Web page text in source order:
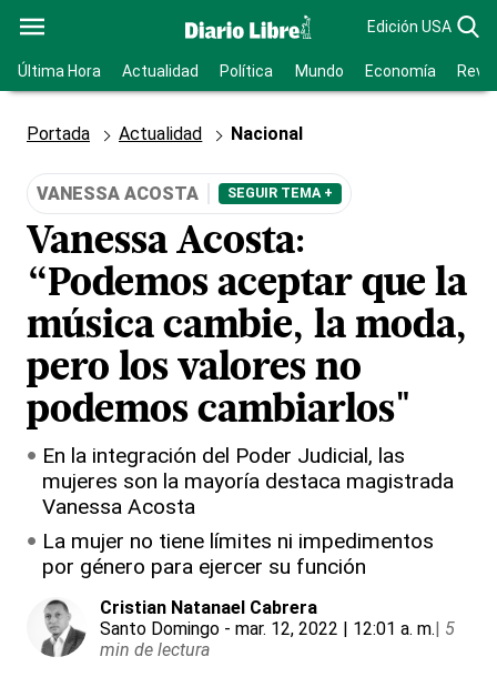
Edición USA
Última Hora Actualidad Política Mundo Economía
Portada Actualidad Nacional
VANESSA ACOSTA SEGUIR TEMA +
Vanessa Acosta:
“Podemos aceptar que la
música cambie, la moda,
pero los valores no
podemos cambiarlos"
En la integración del Poder Judicial, las
mujeres son la mayoría destaca magistrada
Vanessa Acosta
La mujer no tiene límites ni impedimentos
por género para ejercer su función
Cristian Natanael Cabrera
Santo Domingo - mar. 12, 2022 | 12:01 a. m.| 5
min de lectura